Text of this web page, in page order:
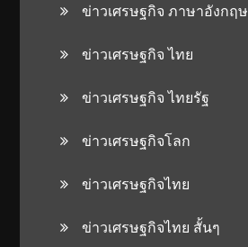
ข่าวเศรษฐกิจ ภาษาอังกฤษ
ข่าวเศรษฐกิจ ไทย
ข่าวเศรษฐกิจ ไทยรัฐ
ข่าวเศรษฐกิจโลก
ข่าวเศรษฐกิจไทย
ข่าวเศรษฐกิจไทย สั้นๆ